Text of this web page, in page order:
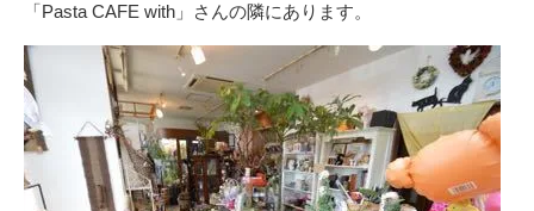
「Pasta CAFE with」さんの隣にあります。